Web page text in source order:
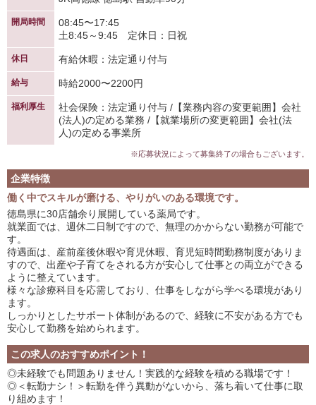
開局時間
08:45〜17:45
土8:45～9:45 定休日：日祝
休日 有給休暇：法定通り付与
給与 時給2000〜2200円
福利厚生
社会保険：法定通り付与 /【業務内容の変更範囲】会社
(法人)の定める業務 /【就業場所の変更範囲】会社(法
人)の定める事業所
※応募状況によって募集終了の場合もございます。
企業特徴
働く中でスキルが磨ける、やりがいのある環境です。
徳島県に30店舗余り展開している薬局です。
就業面では、週休二日制ですので、無理のかからない勤務が可能で
す。
待遇面は、産前産後休暇や育児休暇、育児短時間勤務制度がありま
すので、出産や子育てをされる方が安心して仕事との両立ができる
ように整えています。
様々な診療科目を応需しており、仕事をしながら学べる環境があり
ます。
しっかりとしたサポート体制があるので、経験に不安がある方でも
安心して勤務を始められます。
この求人のおすすめポイント！
◎未経験でも問題ありません！実践的な経験を積める職場です！
◎＜転勤ナシ！＞転勤を伴う異動がないから、落ち着いて仕事に取
り組めます！